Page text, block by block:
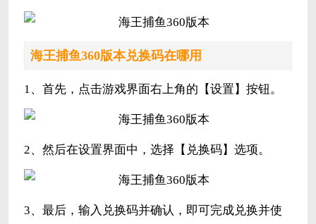
海王捕鱼360版本兑换码在哪用
1、首先，点击游戏界面右上角的【设置】按钮。
2、然后在设置界面中，选择【兑换码】选项。
3、最后，输入兑换码并确认，即可完成兑换并使